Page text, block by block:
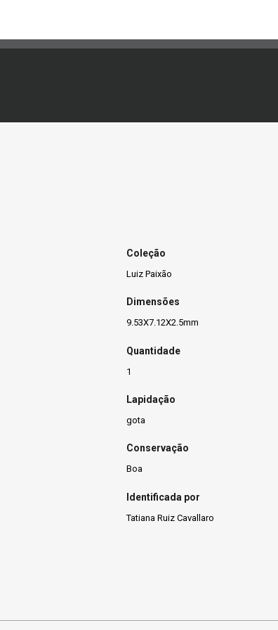
Coleção
Luiz Paixão
Dimensões
9.53X7.12X2.5mm
Quantidade
1
Lapidação
gota
Conservação
Boa
Identificada por
Tatiana Ruiz Cavallaro